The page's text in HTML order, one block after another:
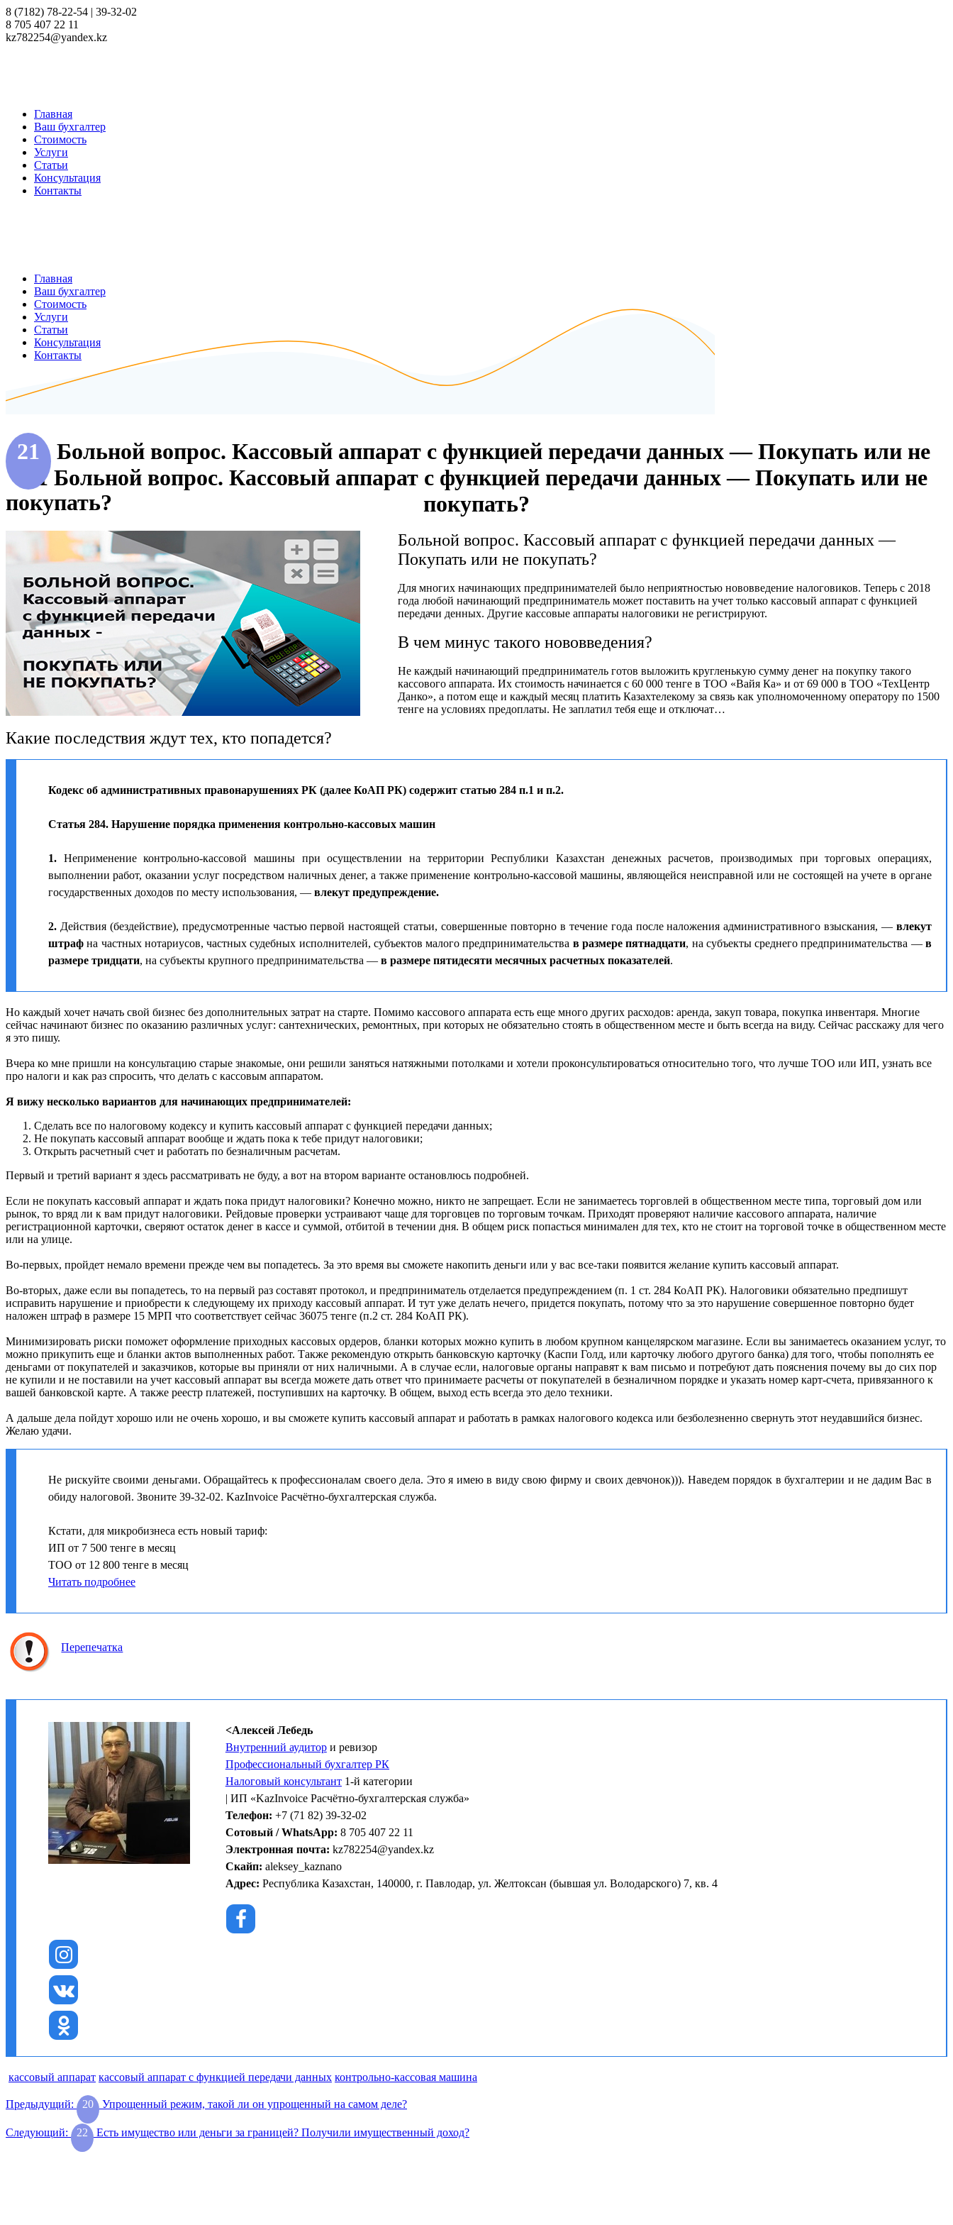
8 (7182) 78-22-54 | 39-32-02
8 705 407 22 11
kz782254@yandex.kz
Главная
Ваш бухгалтер
Стоимость
Услуги
Статьи
Консультация
Контакты
Главная
Ваш бухгалтер
Стоимость
Услуги
Статьи
Консультация
Контакты
21 Больной вопрос. Кассовый аппарат с функцией передачи данных — Покупать или не
покупать?
21
Больной вопрос. Кассовый аппарат с функцией передачи данных — Покупать или не
покупать?
Больной вопрос. Кассовый аппарат с функцией передачи данных —
Покупать или не покупать?
Для многих начинающих предпринимателей было неприятностью нововведение налоговиков. Теперь с 2018
года любой начинающий предприниматель может поставить на учет только кассовый аппарат с функцией
передачи денных. Другие кассовые аппараты налоговики не регистрируют.
В чем минус такого нововведения?
Не каждый начинающий предприниматель готов выложить кругленькую сумму денег на покупку такого
кассового аппарата. Их стоимость начинается с 60 000 тенге в ТОО «Вайя Ка» и от 69 000 в ТОО «ТехЦентр
Данко», а потом еще и каждый месяц платить Казахтелекому за связь как уполномоченному оператору по 1500
тенге на условиях предоплаты. Не заплатил тебя еще и отключат…
Какие последствия ждут тех, кто попадется?
Кодекс об административных правонарушениях РК (далее КоАП РК) содержит статью 284 п.1 и п.2.
Статья 284. Нарушение порядка применения контрольно-кассовых машин
1. Неприменение контрольно-кассовой машины при осуществлении на территории Республики Казахстан денежных расчетов, производимых при торговых операциях,
выполнении работ, оказании услуг посредством наличных денег, а также применение контрольно-кассовой машины, являющейся неисправной или не состоящей на учете в органе
государственных доходов по месту использования, — влекут предупреждение.
2. Действия (бездействие), предусмотренные частью первой настоящей статьи, совершенные повторно в течение года после наложения административного взыскания, — влекут
штраф на частных нотариусов, частных судебных исполнителей, субъектов малого предпринимательства в размере пятнадцати, на субъекты среднего предпринимательства —в
размере тридцати, на субъекты крупного предпринимательства — в размере пятидесяти месячных расчетных показателей.
Но каждый хочет начать свой бизнес без дополнительных затрат на старте. Помимо кассового аппарата есть еще много других расходов: аренда, закуп товара, покупка инвентаря. Многие
сейчас начинают бизнес по оказанию различных услуг: сантехнических, ремонтных, при которых не обязательно стоять в общественном месте и быть всегда на виду. Сейчас расскажу для чего
я это пишу.
Вчера ко мне пришли на консультацию старые знакомые, они решили заняться натяжными потолками и хотели проконсультироваться относительно того, что лучше ТОО или ИП, узнать все
про налоги и как раз спросить, что делать с кассовым аппаратом.
Я вижу несколько вариантов для начинающих предпринимателей:
Сделать все по налоговому кодексу и купить кассовый аппарат с функцией передачи данных;
Не покупать кассовый аппарат вообще и ждать пока к тебе придут налоговики;
Открыть расчетный счет и работать по безналичным расчетам.
Первый и третий вариант я здесь рассматривать не буду, а вот на втором варианте остановлюсь подробней.
Если не покупать кассовый аппарат и ждать пока придут налоговики? Конечно можно, никто не запрещает. Если не занимаетесь торговлей в общественном месте типа, торговый дом или
рынок, то вряд ли к вам придут налоговики. Рейдовые проверки устраивают чаще для торговцев по торговым точкам. Приходят проверяют наличие кассового аппарата, наличие
регистрационной карточки, сверяют остаток денег в кассе и суммой, отбитой в течении дня. В общем риск попасться минимален для тех, кто не стоит на торговой точке в общественном месте
или на улице.
Во-первых, пройдет немало времени прежде чем вы попадетесь. За это время вы сможете накопить деньги или у вас все-таки появится желание купить кассовый аппарат.
Во-вторых, даже если вы попадетесь, то на первый раз составят протокол, и предприниматель отделается предупреждением (п. 1 ст. 284 КоАП РК). Налоговики обязательно предпишут
исправить нарушение и приобрести к следующему их приходу кассовый аппарат. И тут уже делать нечего, придется покупать, потому что за это нарушение совершенное повторно будет
наложен штраф в размере 15 МРП что соответствует сейчас 36075 тенге (п.2 ст. 284 КоАП РК).
Минимизировать риски поможет оформление приходных кассовых ордеров, бланки которых можно купить в любом крупном канцелярском магазине. Если вы занимаетесь оказанием услуг, то
можно прикупить еще и бланки актов выполненных работ. Также рекомендую открыть банковскую карточку (Каспи Голд, или карточку любого другого банка) для того, чтобы пополнять ее
деньгами от покупателей и заказчиков, которые вы приняли от них наличными. А в случае если, налоговые органы направят к вам письмо и потребуют дать пояснения почему вы до сих пор
не купили и не поставили на учет кассовый аппарат вы всегда можете дать ответ что принимаете расчеты от покупателей в безналичном порядке и указать номер карт-счета, привязанного к
вашей банковской карте. А также реестр платежей, поступивших на карточку. В общем, выход есть всегда это дело техники.
А дальше дела пойдут хорошо или не очень хорошо, и вы сможете купить кассовый аппарат и работать в рамках налогового кодекса или безболезненно свернуть этот неудавшийся бизнес.
Желаю удачи.
Не рискуйте своими деньгами. Обращайтесь к профессионалам своего дела. Это я имею в виду свою фирму и своих девчонок))). Наведем порядок в бухгалтерии и не дадим Вас в
обиду налоговой. Звоните 39-32-02. KazInvoice Расчётно-бухгалтерская служба.
Кстати, для микробизнеса есть новый тариф:
ИП от 7 500 тенге в месяц
ТОО от 12 800 тенге в месяц
Читать подробнее
Перепечатка
<Алексей Лебедь
Внутренний аудитори ревизор
Профессиональный бухгалтер РК
Налоговый консультант1-й категории
| ИП «KazInvoice Расчётно-бухгалтерская служба»
Телефон: +7 (71 82) 39-32-02
Сотовый / WhatsApp: 8 705 407 22 11
Электронная почта: kz782254@yandex.kz
Скайп: aleksey_kaznano
Адрес: Республика Казахстан, 140000, г. Павлодар, ул. Желтоксан (бывшая ул. Володарского) 7, кв. 4
кассовый аппарат кассовый аппарат с функцией передачи данных контрольно-кассовая машина
Навигация
записям
Предыдущий: Предыдущая
запись:
20 Упрощенный режим, такой ли он упрощенный на самом деле?
Следующий: Следующая
запись:
22 Есть имущество или деньги за границей? Получили имущественный доход?